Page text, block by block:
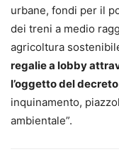
urbane, fondi per il
dei treni a medio
agricoltura
regalie a lobby
l’oggetto del
inquinamento,
ambientale”.